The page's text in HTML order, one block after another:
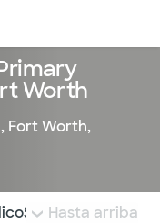
Worth
Fort Worth,
a
Servicios Pagar la
Hasta arriba